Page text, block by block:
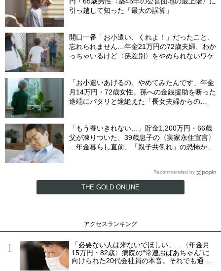
引っ越して知った「最大の誤算」
開口一番「お小遣い、くれよ！」だったこと、
忘れられません…年金21万円の72歳夫婦、わか
っちゃいるけど〈孫差別〉をやめられないワケ
「お小遣いあげるの、やめてみたんです」年金
月14万円・72歳女性。孫への金銭援助を断った
途端にパタリと途絶えた「長女夫婦からの
「もう養いきれない…」貯金1,200万円・66歳
父が凍りついた、39歳息子の〈実家永住宣言〉
…年金暮らし直前、「親子共倒れ」の恐怖から
Recommended by
THE GOLD ONLINE
アクセスランキング
「必要ない人は来ないでほしい」…〈年金月
15万円・82歳〉病院の“常連おばあちゃん”に
向けられた20代会社員の本音。それでも通い